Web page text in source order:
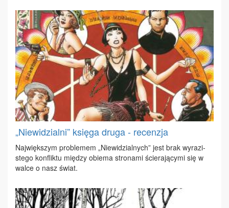
„Niewidzialni” księga druga - recenzja
Naj­więk­szym pro­ble­mem „Nie­wi­dzial­nych” jest brak wy­ra­zi­
ste­go kon­flik­tu mię­dzy obie­ma stro­na­mi ście­ra­ją­cy­mi się w
wal­ce o nasz świat.